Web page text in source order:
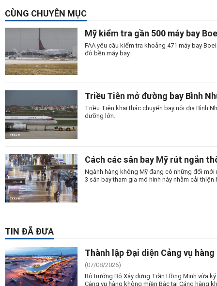
CÙNG CHUYÊN MỤC
Mỹ kiểm tra gần 500 máy bay
FAA yêu cầu kiểm tra khoảng 471 máy bay
độ bền máy bay.
Triều Tiên mở đường bay Bình
Triều Tiên khai thác chuyến bay nội địa Bình
dưỡng lớn.
Cách các sân bay Mỹ rút ngắn
Ngành hàng không Mỹ đang có những đổi
3 sân bay tham gia mô hình này nhằm cải thiện
TIN ĐÃ ĐƯA
Thành lập Đại diện Cảng vụ
(07/08/2026)
Bộ trưởng Bộ Xây dựng Trần Hồng Minh vừa
Cảng vụ hàng không miền Bắc tại Cảng hàng